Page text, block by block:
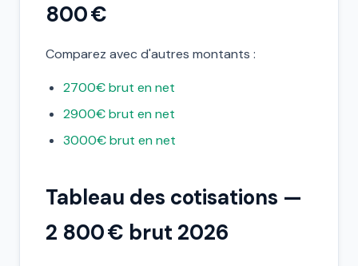
800 €
Comparez avec d'autres montants :
2700€ brut en net
2900€ brut en net
3000€ brut en net
Tableau des cotisations —
2 800 € brut 2026